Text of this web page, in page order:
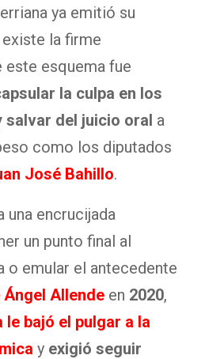
ya emitió su
la firme
esquema fue
la culpa en los
salvar del juicio oral a
como los diputados
José Bahillo.
una encrucijada
un punto final al
o emular el antecedente
Allende en 2020,
le bajó el pulgar a la
y exigió seguir